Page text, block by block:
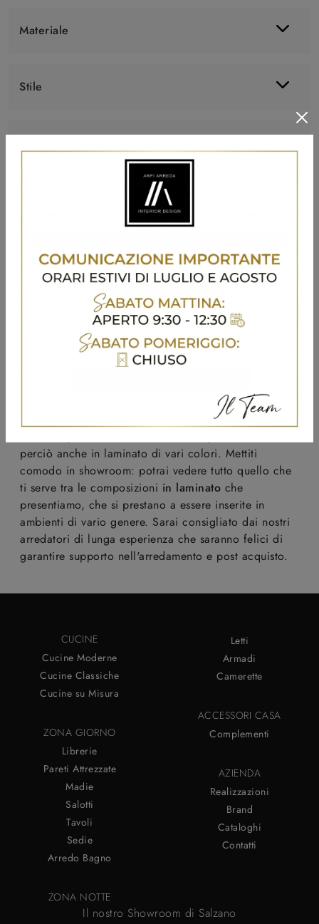
Materiale
Stile
Librerie in laminato
L'eccellenza dei materiali e la loro praticità rendono
le composizioni che vendiamo le soluzioni ideali per
le richieste personali. In showroom puoi trovare
in laminatodi grande personalità e avrai la
consiglio nel campo. Gliarredamenti che presentiamo,
tra cui troverai anche molteplici modelli di Librerie,
perciò anche in laminato di vari colori. Mettiti
comodo in showroom: potrai vedere tutto quello che
ti serve tra le composizioni in laminato che
presentiamo, che si prestano a essere inserite in
ambienti di vario genere. Sarai consigliato dai nostri
arredatori di lunga esperienza che saranno felici di
garantire supporto nell'arredamento e post acquisto.
CUCINE
Cucine Moderne
Cucine Classiche
Cucine su Misura
ZONA GIORNO
Librerie
Pareti Attrezzate
Madie
Salotti
Tavoli
Sedie
Arredo Bagno
ZONA NOTTE
Letti
Armadi
Camerette
ACCESSORI CASA
Complementi
AZIENDA
Realizzazioni
Brand
Cataloghi
Contatti
Il nostro Showroom di Salzano